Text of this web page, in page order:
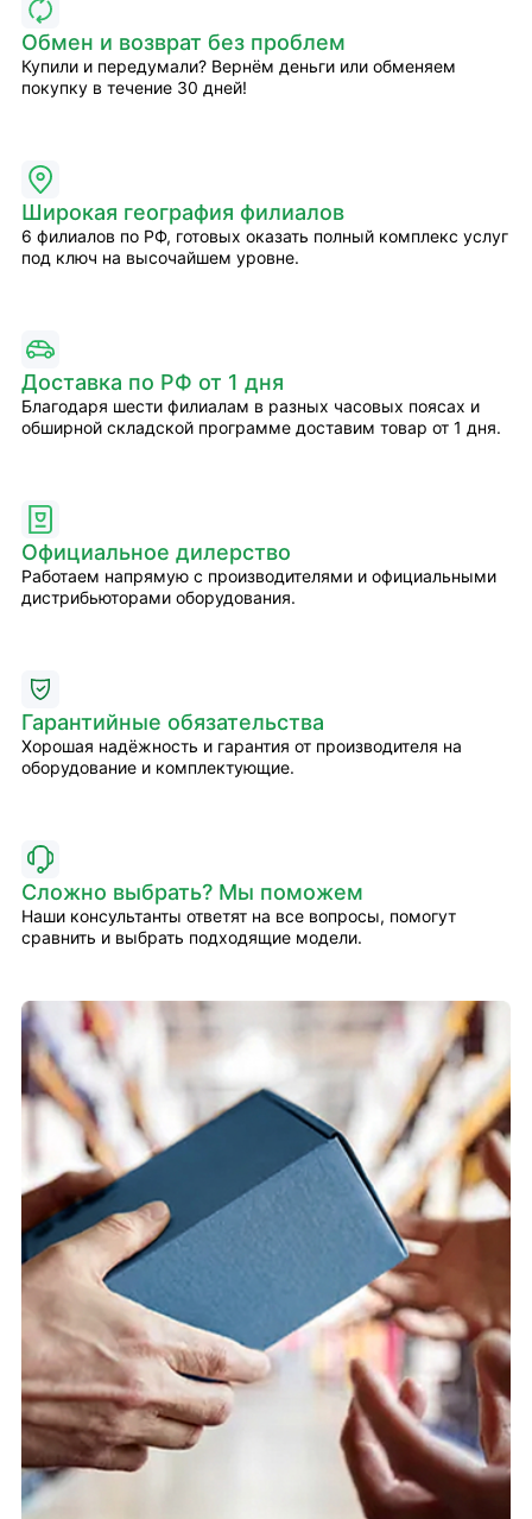
Обмен и возврат без проблем
Купили и передумали? Вернём деньги или обменяем
покупку в течение 30 дней!
Широкая география филиалов
6 филиалов по РФ, готовых оказать полный комплекс услуг
под ключ на высочайшем уровне.
Доставка по РФ от 1 дня
Благодаря шести филиалам в разных часовых поясах и
обширной складской программе доставим товар от 1 дня.
Официальное дилерство
Работаем напрямую с производителями и официальными
дистрибьюторами оборудования.
Гарантийные обязательства
Хорошая надёжность и гарантия от производителя на
оборудование и комплектующие.
Сложно выбрать? Мы поможем
Наши консультанты ответят на все вопросы, помогут
сравнить и выбрать подходящие модели.